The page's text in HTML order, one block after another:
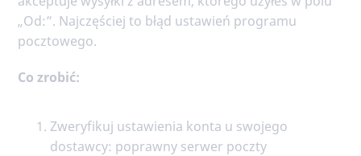
„Od:”. Najczęściej to błąd ustawień programu
pocztowego.
Co zrobić:
Zweryfikuj ustawienia konta u swojego
dostawcy: poprawny serwer poczty